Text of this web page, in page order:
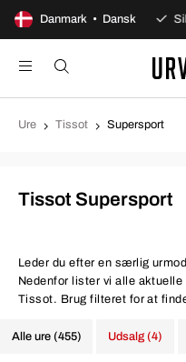
Danmark • Dansk
dages åbent køb
Ure Tissot Supersport
Tissot Supersport
Leder du efter en særlig
Nedenfor lister vi alle
Tissot. Brug filteret for at
Alle ure (455) Udsalg (4)